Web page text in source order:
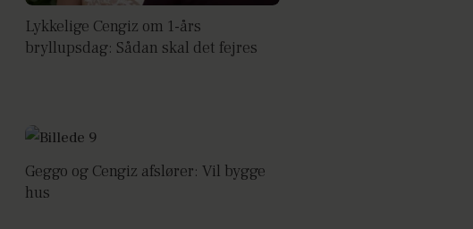
Lykkelige Cengiz om 1-års
bryllupsdag: Sådan skal det fejres
Geggo og Cengiz afslører: Vil bygge
hus